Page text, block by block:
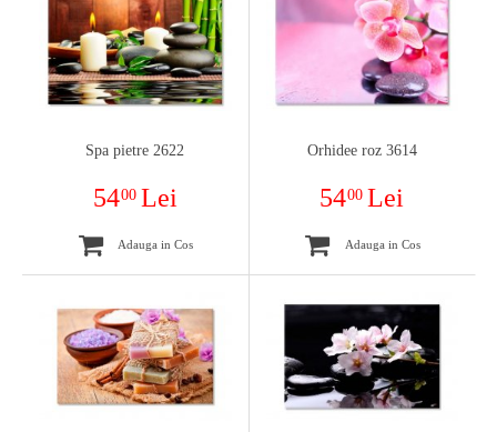
Spa pietre 2622
5400 Lei
Adauga in Cos
Orhidee roz 3614
5400Lei
Adauga in Cos